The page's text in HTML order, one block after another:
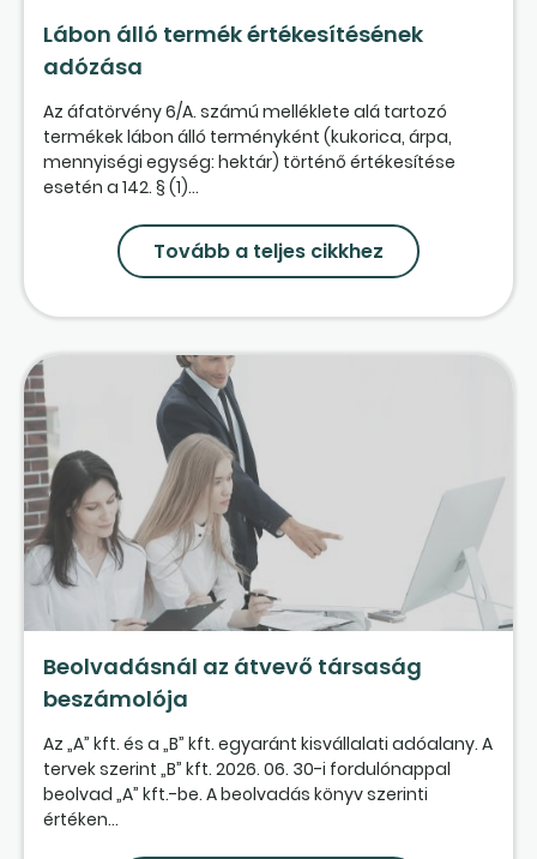
Lábon álló termék értékesítésének
adózása
Az áfatörvény 6/A. számú melléklete alá tartozó
termékek lábon álló terményként (kukorica, árpa,
mennyiségi egység: hektár) történő értékesítése
esetén a 142. § (1)...
Tovább a teljes cikkhez
Beolvadásnál az átvevő társaság
beszámolója
Az „A” kft. és a „B” kft. egyaránt kisvállalati adóalany. A
tervek szerint „B” kft. 2026. 06. 30-i fordulónappal
beolvad „A” kft.-be. A beolvadás könyv szerinti
értéken...